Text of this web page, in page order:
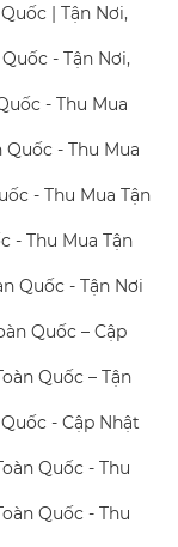
| Tận Nơi,
- Tận Nơi,
- Thu Mua
Quốc - Thu Mua
- Thu Mua Tận
- Thu Mua Tận
Quốc - Tận Nơi
Quốc – Cập
Quốc – Tận
- Cập Nhật
Quốc - Thu
Quốc - Thu